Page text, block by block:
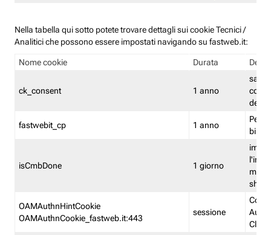
Nella tabella qui sotto potete trovare dettagli sui cookie Tecnici /
Analitici che possono essere impostati navigando su fastweb.it:
Nome cookie Durata
ck_consent 1 anno
salva
dei
fastwebit_cp 1 anno
isCmbDone 1 giorno
shp
OAMAuthnHintCookie
OAMAuthnCookie_fastweb.it:443
sessione